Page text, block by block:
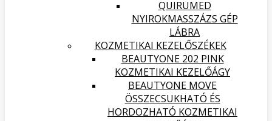
QUIRUMED
NYIROKMASSZÁZS GÉP
LÁBRA
KOZMETIKAI KEZELŐSZÉKEK
BEAUTYONE 202 PINK
KOZMETIKAI KEZELŐÁGY
BEAUTYONE MOVE
ÖSSZECSUKHATÓ ÉS
HORDOZHATÓ KOZMETIKAI